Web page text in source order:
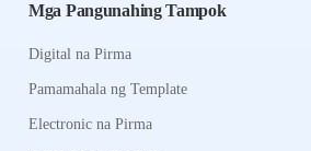
Mga Pangunahing Tampok
Digital na Pirma
Pamamahala ng Template
Electronic na Pirma